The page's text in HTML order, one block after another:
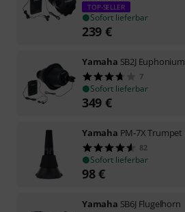
TOP-SELLER
Sofort lieferbar
239 €
Yamaha SB2J Euphonium
7
Sofort lieferbar
349 €
Yamaha PM-7X Trumpet
82
Sofort lieferbar
98€
Yamaha SB6J Flugelhorn